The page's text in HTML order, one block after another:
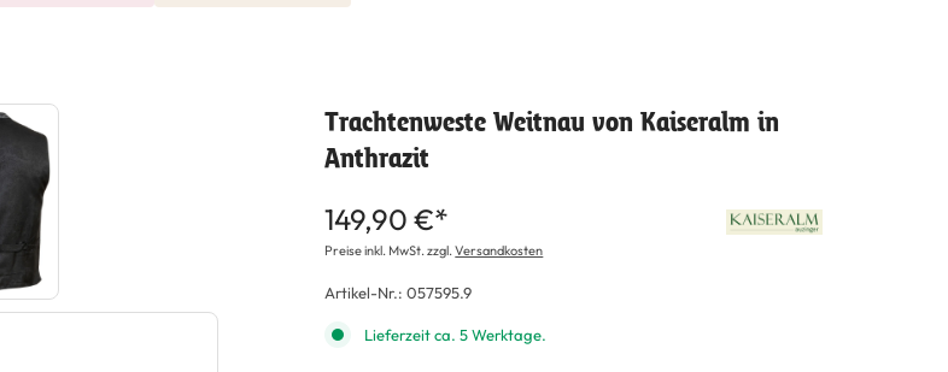
Trachtenweste Weitnau von Kaiseralm in
Anthrazit
149,90 €*
Preise inkl. MwSt. zzgl.Versandkosten
Artikel-Nr.:057595.9
Lieferzeit ca. 5 Werktage.